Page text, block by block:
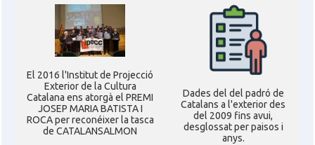
El 2016 l'Institut de Projecció
Exterior de la Cultura
Catalana ens atorgà el PREMI
JOSEP MARIA BATISTA I
ROCA per reconéixer la tasca
de CATALANSALMON
Dades del del padró de
Catalans a l'exterior des
del 2009 fins avui,
desglossat per paisos i
anys.